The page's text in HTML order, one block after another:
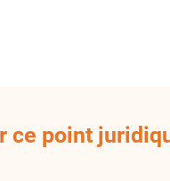
ce point